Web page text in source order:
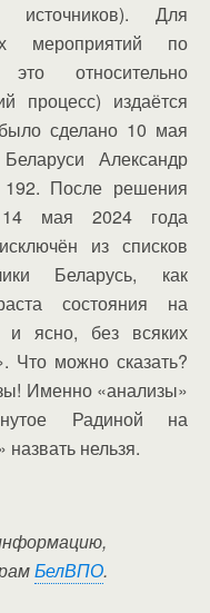
Для
мероприятий по
относительно
процесс) издаётся
сделано 10 мая
Александр
После решения
14 мая 2024 года
из списков
Беларусь, как
состояния на
и ясно, без всяких
Что можно сказать?
Именно «анализы»
Радиной на
нельзя.
БелВПО.